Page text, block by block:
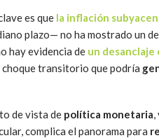
es que la inflación
plazo— no ha mostrado un
hay evidencia de un desanclaje
choque transitorio que podría
de vista de política monetaria,
complica el panorama para